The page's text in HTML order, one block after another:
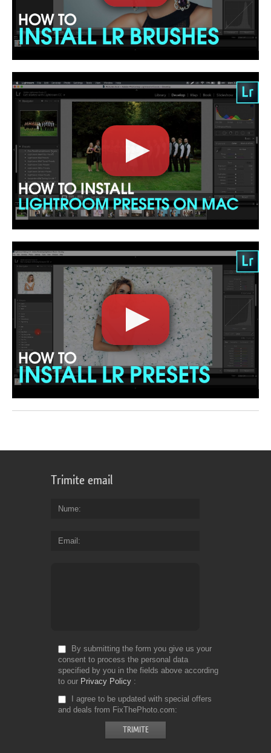
Trimite email
Nume
Email
By submitting the form you give us your
consent to process the personal data
specified by you in the fields above according
to our Privacy Policy
I agree to be updated with special offers
and deals from FixThePhoto.com